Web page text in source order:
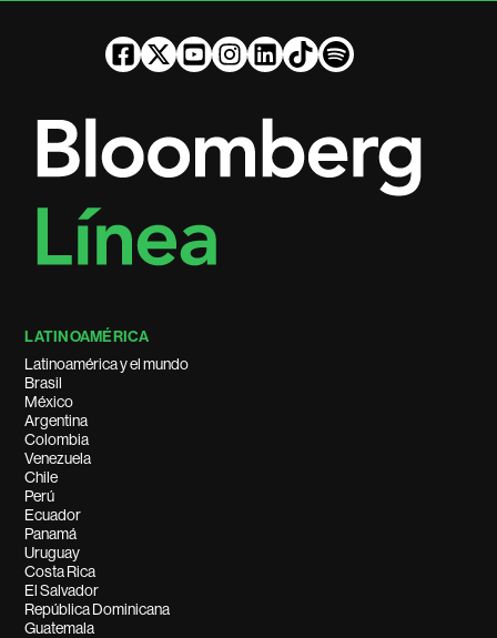
LATINOAMÉRICA
Latinoamérica y el mundo
Brasil
México
Argentina
Colombia
Venezuela
Chile
Perú
Ecuador
Panamá
Uruguay
Costa Rica
El Salvador
República Dominicana
Guatemala